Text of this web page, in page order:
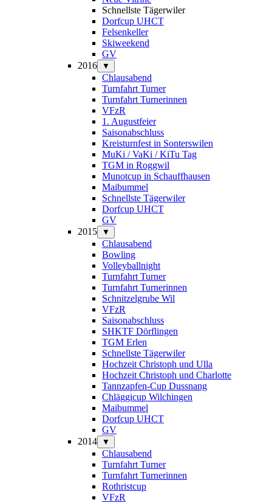
Schnellste Tägerwiler
Dorfcup UHCT
Felsenkeller
Skiweekend
GV
2016
▼
Chlausabend
Turnfahrt Turner
Turnfahrt Turnerinnen
VFzR
1. Augustfeier
Saisonabschluss
Kreisturnfest in Sonterswilen
MuKi / VaKi / KiTu Tag
TGM in Roggwil
Munotcup in Schauffhausen
Maibummel
Schnellste Tägerwiler
Dorfcup UHCT
GV
2015
▼
Chlausabend
Bowling
Volleyballnight
Turnfahrt Turner
Turnfahrt Turnerinnen
Schnitzelgrube Wil
VFzR
Saisonabschluss
SHKTF Dörflingen
TGM Erlen
Schnellste Tägerwiler
Hochzeit Christoph und Ulla
Hochzeit Christoph und Charlotte
Tannzapfen-Cup Dussnang
Chläggicup Wilchingen
Maibummel
Dorfcup UHCT
GV
2014
▼
Chlausabend
Turnfahrt Turner
Turnfahrt Turnerinnen
Rothristcup
VFzR